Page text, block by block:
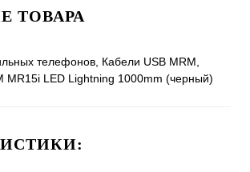
ТОВАРА
телефонов, Кабели USB MRM,
MR15i LED Lightning 1000mm (черный)